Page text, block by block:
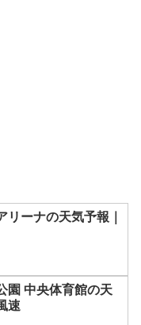
リーナの天気予報｜
園 中央体育館の天
速